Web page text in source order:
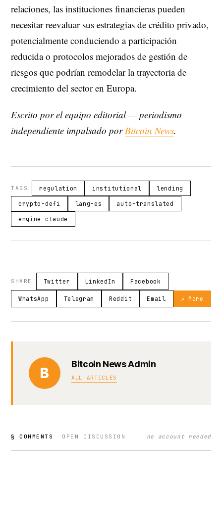
relaciones, las instituciones financieras pueden
necesitar reevaluar sus estrategias de crédito privado,
potencialmente conduciendo a participación
reducida o protocolos mejorados de gestión de
riesgos que podrían remodelar la trayectoria de
crecimiento del sector en Europa.
Escrito por el equipo editorial — periodismo
independiente impulsado porBitcoin News.
TAGS regulation institutional lending
crypto-defi lang-es auto-translated
engine-claude
SHARE Twitter LinkedIn Facebook
WhatsApp Telegram Reddit Email ↗ More
B
Bitcoin News Admin
ALL ARTICLES
§ COMMENTS OPEN DISCUSSION no account needed